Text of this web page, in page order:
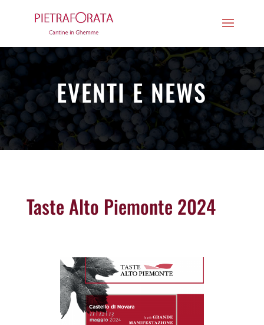
EVENTI E NEWS
Taste Alto Piemonte 2024